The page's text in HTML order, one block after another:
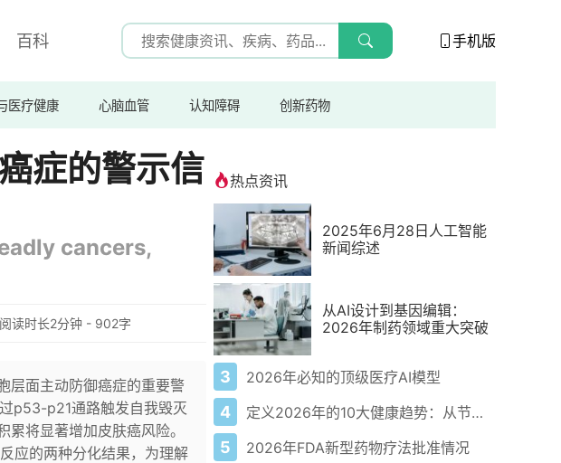
百科 手机版
医疗健康 心脑血管 认知障碍 创新药物
症的警示信
cancers,
读时长2分钟 - 902字
层面主动防御癌症的重要警
p53-p21通路触发自我毁灭
将显著增加皮肤癌风险。
应的两种分化结果，为理解
热点资讯
2025年6月28日人工智能
新闻综述
从AI设计到基因编辑：
2026年制药领域重大突破
3 2026年必知的顶级医疗AI模型
4 定义2026年的10大健康趋势：从节律健康到冷热交替疗法
5 2026年FDA新型药物疗法批准情况